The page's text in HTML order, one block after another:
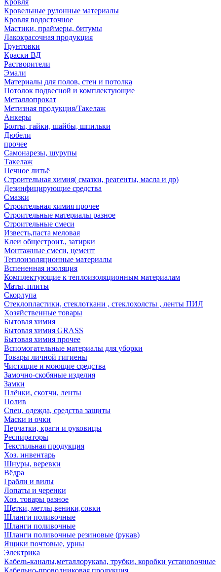
Кровля
Кровельные рулонные материалы
Кровля водосточное
Мастики, праймеры, битумы
Лакокрасочная продукция
Грунтовки
Краски ВД
Растворители
Эмали
Материалы для полов, стен и потолка
Потолок подвесной и комплектующие
Металлопрокат
Метизная продукция/Такелаж
Анкеры
Болты, гайки, шайбы, шпильки
Дюбели
прочее
Самонарезы, шурупы
Такелаж
Печное литьё
Строительная химия( смазки, реагенты, масла и др)
Дезинфицирующие средства
Смазки
Строительная химия прочее
Строительные материалы разное
Строительные смеси
Известь,паста меловая
Клеи общестроит., затирки
Монтажные смеси, цемент
Теплоизоляционные материалы
Вспененная изоляция
Комплектующие к теплоизоляционным материалам
Маты, плиты
Скорлупа
Стеклопластики, стеклоткани , стеклохолсты , ленты ПИЛ
Хозяйственные товары
Бытовая химия
Бытовая химия GRASS
Бытовая химия прочее
Вспомогательные материалы для уборки
Товары личной гигиены
Чистящие и моющие средства
Замочно-скобяные изделия
Замки
Плёнки, скотчи, ленты
Полив
Спец. одежда, средства защиты
Маски и очки
Перчатки, краги и руковицы
Респираторы
Текстильная продукция
Хоз. инвентарь
Шнуры, веревки
Вёдра
Грабли и вилы
Лопаты и черенки
Хоз. товары разное
Щетки, метлы,веники,совки
Шланги поливочные
Шланги поливочные
Шланги поливочные резиновые (рукав)
Ящики почтовые, урны
Электрика
Кабель-каналы,металлорукава, трубки, коробки установочные
Кабельно-проводниковая продукция